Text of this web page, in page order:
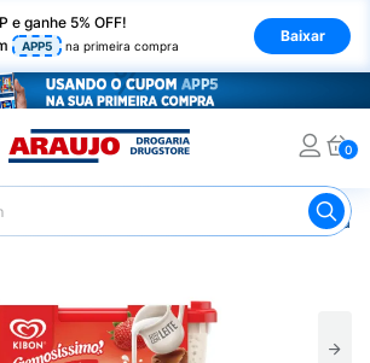
e ganhe 5% OFF!
APP5 na primeira compra
Baixar
0
Alimentos Congelados e de Geladeira